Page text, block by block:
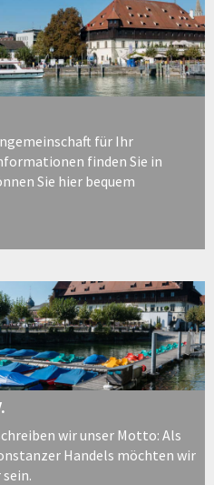
für Ihr
finden Sie in
Sie hier bequem
wir unser Motto: Als
Handels möchten wir